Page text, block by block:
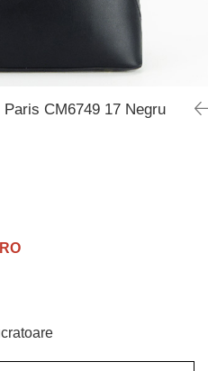
CM6749 17 Negru